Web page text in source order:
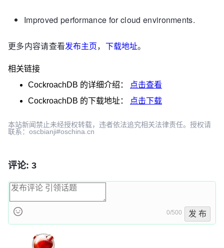
Improved performance for cloud environments.
更多内容请查看发布主页， 下载地址。
相关链接
CockroachDB 的详细介绍：
点击查看
CockroachDB 的下载地址： 点击下载
本站新闻禁止未经授权转载，违者依法追究相关法律责任。授权请
联系：oscbianji#oschina.cn
评论: 3
0/500 发 布